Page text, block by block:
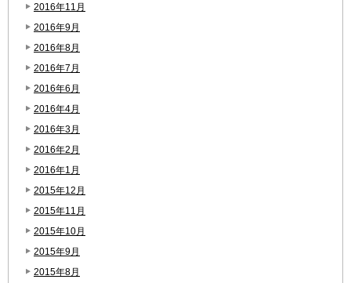
2016年11月
2016年9月
2016年8月
2016年7月
2016年6月
2016年4月
2016年3月
2016年2月
2016年1月
2015年12月
2015年11月
2015年10月
2015年9月
2015年8月